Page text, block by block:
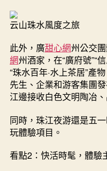
云山珠水風度之旅
此外，廣甜心網州公交
網州酒家，在“廣府號”“
“珠水百年·水上茶居”產
先生、企業和游客集團
江邊接收白色文明陶冶
同時，珠江夜游還是五
玩體驗項目。
看點2：快活時髦，體驗